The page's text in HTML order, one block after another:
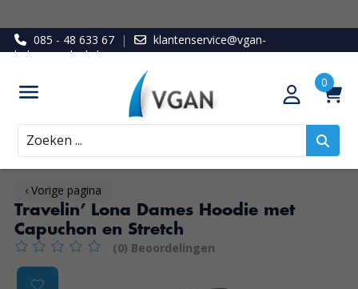
085 - 48 633 67 |
klantenservice@vgan-
ledenvoordeel.nl
Zoeken
‹ Vorige pagina
Travelin’ Lona Dames Hoodie met
Capuchon en Stretch
De beoordeling van dit product is0van de 5
(0) Beoordelingen
Product image slideshow Items